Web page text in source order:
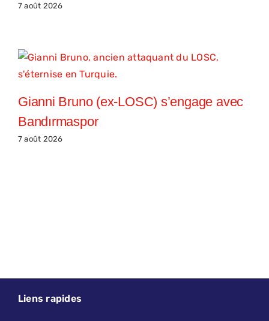
7 août 2026
Gianni Bruno (ex-LOSC) s’engage avec
Bandırmaspor
7 août 2026
Liens rapides